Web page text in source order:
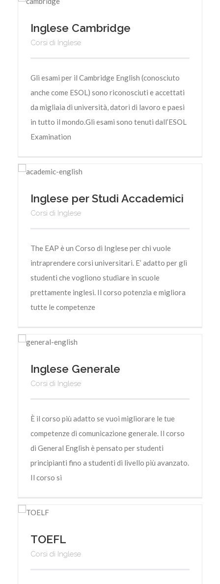
Inglese Cambridge
Corsi di Inglese
Gli esami per il Cambridge English (conosciuto
anche come ESOL) sono riconosciuti e accettati
da migliaia di università, datori di lavoro e paesi
in tutto il mondo.Gli esami sono tenuti dall’ESOL
Examination
Inglese per Studi Accademici
Corsi di Inglese
The EAP è un Corso di Inglese per chi vuole
intraprendere corsi universitari. E’ adatto per gli
studenti che vogliono studiare in scuole
prettamente inglesi. Il corso potenzia e migliora
tutte le competenze
Inglese Generale
Corsi di Inglese
È il corso più adatto se vuoi migliorare le tue
competenze di comunicazione generale. Il corso
di General English è pensato per studenti
principianti fino a studenti di livello più avanzato.
Il corso si
TOEFL
Corsi di Inglese